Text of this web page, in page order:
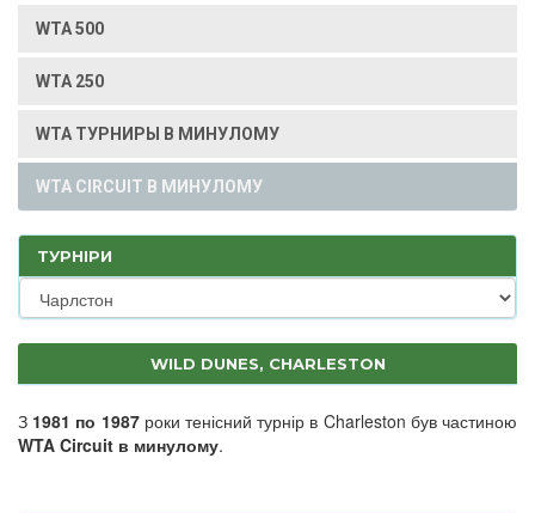
WTA 500
WTA 250
WTA ТУРНИРЫ В МИНУЛОМУ
WTA CIRCUIT В МИНУЛОМУ
ТУРНІРИ
WILD DUNES, CHARLESTON
З 1981 по 1987роки тенісний турнір в Charleston був частиною
WTA Circuit в минулому.